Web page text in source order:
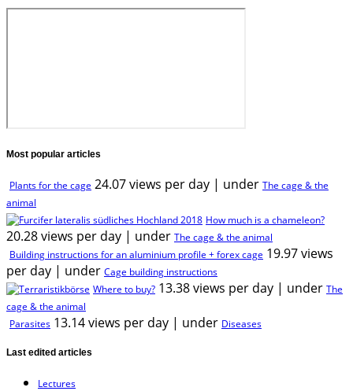
Most popular articles
Plants for the cage 24.07 views per day | under The cage & the
animal
How much is a chameleon?
20.28 views per day | under The cage & the animal
Building instructions for an aluminium profile + forex cage 19.97 views
per day | under Cage building instructions
Where to buy? 13.38 views per day | under The
cage & the animal
Parasites 13.14 views per day | under Diseases
Last edited articles
Lectures